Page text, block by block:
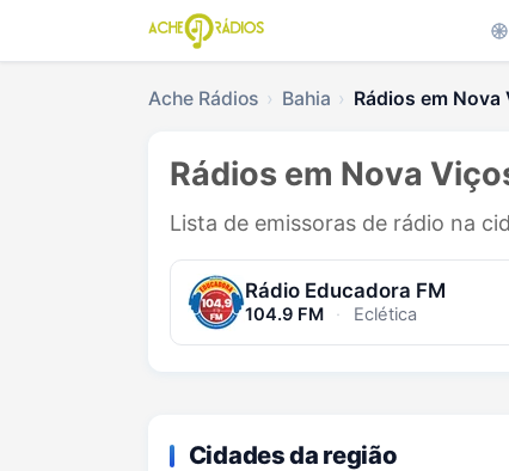
Ache Rádios Bahia Rádios em Nova
Rádios em Nova
Lista de emissoras de rádio na
Rádio Educadora FM
104.9 FM · Eclética
Cidades da região